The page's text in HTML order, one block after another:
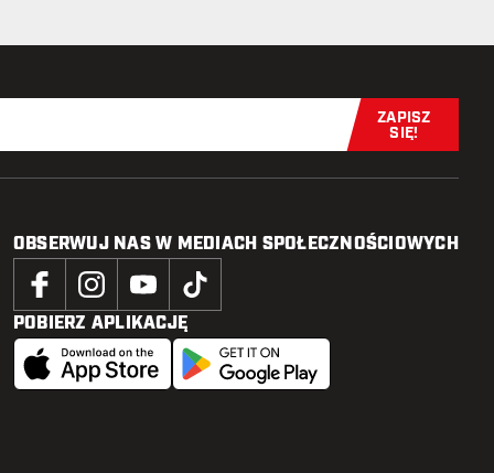
Zapisz się
ZAPISZ
SIĘ!
OBSERWUJ NAS W MEDIACH SPOŁECZNOŚCIOWYCH
POBIERZ APLIKACJĘ